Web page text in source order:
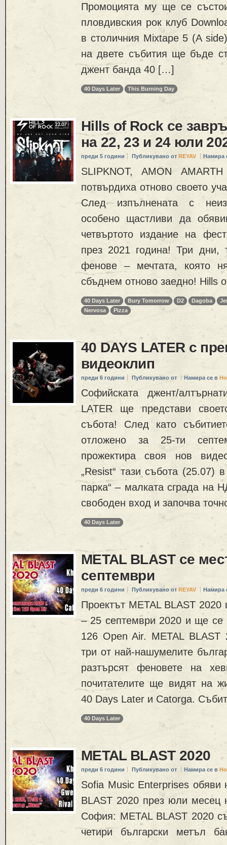
Промоцията му ще се
пловдивския рок клуб
в столичния Mixtape 5 (A
на двете събития ще бъде
джент банда 40 […]
40 Days Later This Burning Day
Hills of Rock се
на 22, 23 и 24 юли
преди 5 години Публикувано от REYAV Намира
SLIPKNOT, AMON
потвърдиха отново своето
След изпълнената с
особено щастливи да
четвъртото издание на
през 2021 година! Три дни,
фенове – мечтата, която
сбъднем отново заедно! Hills
40 Days Later Bury Tomorrow D2 Dagoba
Nervosa
Pizza
40 DAYS LATER с
видеоклип
преди 6 години Публикувано от Намира се в
Софийската джент/
LATER ще представи
събота! След като
отложено за 25-ти
прожектира своя нов
„Resist“ тази събота (25.07)
парка“ – малката сграда на
свободен вход и започва
40 Days Later
METAL BLAST се
септември
преди 6 години Публикувано от REYAV Намира
Проектът METAL BLAST
– 25 септември 2020 и ще се
126 Open Air. METAL BLAST
три от най-нашумелите
разтърсят феновете на
почитателите ще видят на
40 Days Later и Catorga.
40 Days Later
METAL BLAST 2020
преди 6 години Публикувано от Намира се в
Sofia Music Enterprises обяви
BLAST 2020 през юли месец
София: METAL BLAST 2020
четири български метъл